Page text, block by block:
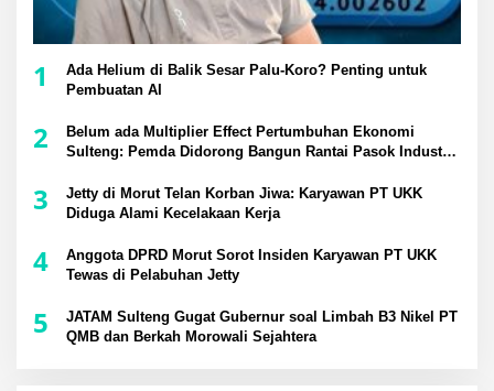
1
Ada Helium di Balik Sesar Palu-Koro? Penting untuk
Pembuatan AI
2
Belum ada Multiplier Effect Pertumbuhan Ekonomi
Sulteng: Pemda Didorong Bangun Rantai Pasok Industri
3
Jetty di Morut Telan Korban Jiwa: Karyawan PT UKK
Diduga Alami Kecelakaan Kerja
4
Anggota DPRD Morut Sorot Insiden Karyawan PT UKK
Tewas di Pelabuhan Jetty
5
JATAM Sulteng Gugat Gubernur soal Limbah B3 Nikel PT
QMB dan Berkah Morowali Sejahtera